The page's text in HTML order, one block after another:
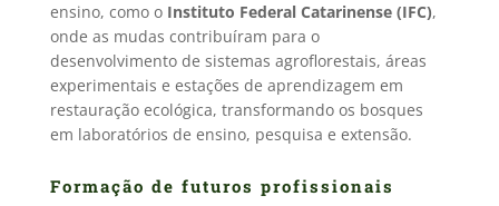
ensino, como o Instituto Federal Catarinense (IFC),
onde as mudas contribuíram para o
desenvolvimento de sistemas agroflorestais, áreas
experimentais e estações de aprendizagem em
restauração ecológica, transformando os bosques
em laboratórios de ensino, pesquisa e extensão.
Formação de futuros profissionais